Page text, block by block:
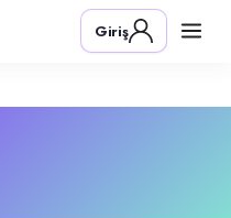
ve pastane şubeleri ile
Giriş